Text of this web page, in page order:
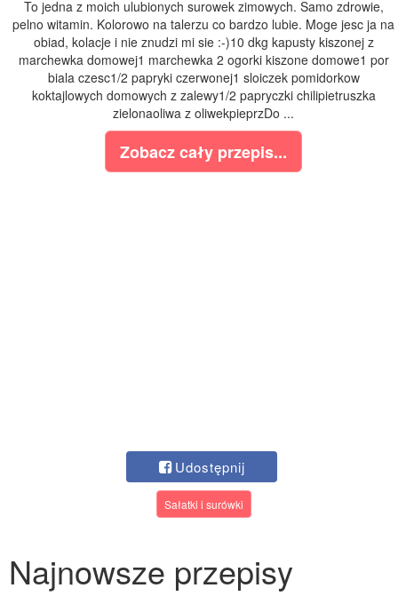
To jedna z moich ulubionych surowek zimowych. Samo zdrowie,
pelno witamin. Kolorowo na talerzu co bardzo lubie. Moge jesc ja na
obiad, kolacje i nie znudzi mi sie :-)10 dkg kapusty kiszonej z
marchewka domowej1 marchewka 2 ogorki kiszone domowe1 por
biala czesc1/2 papryki czerwonej1 sloiczek pomidorkow
koktajlowych domowych z zalewy1/2 papryczki chilipietruszka
zielonaoliwa z oliwekpieprzDo ...
Zobacz cały przepis...
Udostępnij
Sałatki i surówki
Najnowsze przepisy